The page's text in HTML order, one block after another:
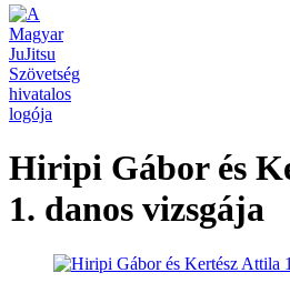
Hiripi Gábor és
1. danos vizsgája